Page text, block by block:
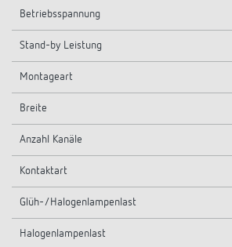
Betriebsspannung
Stand-by Leistung
Montageart
Breite
Anzahl Kanäle
Kontaktart
Glüh-/Halogenlampenlast
Halogenlampenlast